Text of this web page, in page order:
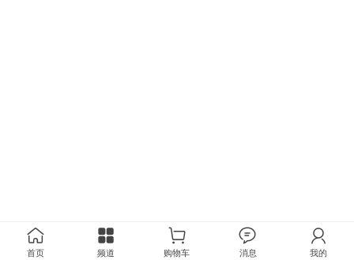
首页 频道 购物车 消息 我的